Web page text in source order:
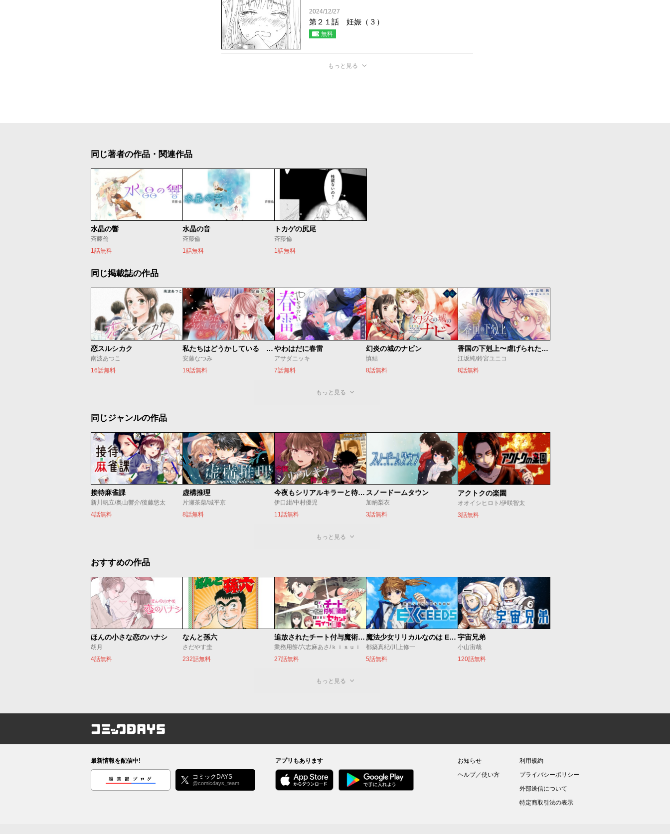
2024/12/27
第２１話 妊娠（３）
無料
もっと見る
同じ著者の作品・関連作品
水晶の響
斉藤倫
1話無料
水晶の音
斉藤倫
1話無料
トカゲの尻尾
斉藤倫
1話無料
同じ掲載誌の作品
恋スルシカク
南波あつこ
16話無料
私たちはどうかしている 妻恋い
安藤なつみ
19話無料
やわはだに春雷
アサダニッキ
7話無料
幻炎の城のナビン
慎結
8話無料
香国の下剋上〜虐げられた調香師は不遇の皇子と天下を狙う〜
江坂純/鈴宮ユニコ
8話無料
もっと見る
同じジャンルの作品
接待麻雀課
新川帆立/奥山響介/後藤悠太
4話無料
虚構推理
片瀬茶柴/城平京
8話無料
今夜もシリアルキラーと待ち合わせ
伊口紺/中村優児
11話無料
スノードームタウン
加納梨衣
3話無料
アクトクの楽園
オオイシヒロト/伊咲智太
3話無料
もっと見る
おすすめの作品
ほんの小さな恋のハナシ
胡月
4話無料
なんと孫六
さだやす圭
232話無料
追放されたチート付与魔術師は気ままなセカンドライフを謳歌する。 ～俺は武器だけじゃなく、あらゆるものに『強化ポイント』を付与できるし、俺の意思でいつでも効果を解除できるけど、残った人たち大丈夫？～
業務用餅/六志麻あさ/ｋｉｓｕｉ
27話無料
魔法少女リリカルなのは EXCEEDS
都築真紀/川上修一
5話無料
宇宙兄弟
小山宙哉
120話無料
もっと見る
コミックDAYS
最新情報を配信中!
編集部ブログ コミックDAYS
@comicdays_team
アプリもあります
お知らせ
ヘルプ／使い方
利用規約
プライバシーポリシー
外部送信について
特定商取引法の表示